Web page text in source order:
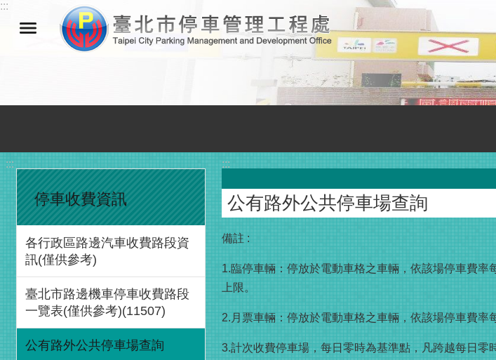
跳到主要內容區塊
:::
:::
停車收費資訊
各行政區路邊汽車收費路段資
訊(僅供參考)
臺北市路邊機車停車收費路段
一覽表(僅供參考)(11507)
公有路外公共停車場查詢
:::
公有路外公共停車場查詢
備註 :
1.臨停車輛：停放於電動車格之車輛，依該場停車費
上限。
2.月票車輛：停放於電動車格之車輛，依該場停車費率
3.計次收費停車場，每日零時為基準點，凡跨越每日零